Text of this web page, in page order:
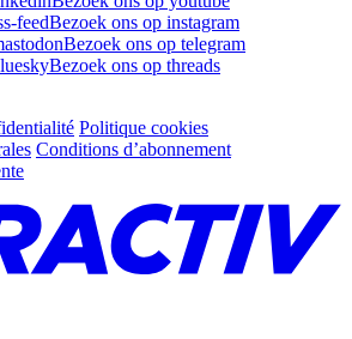
feedBezoek ons op instagram
Bezoek ons op telegram
Bezoek ons op threads
Politique cookies
Conditions d’abonnement